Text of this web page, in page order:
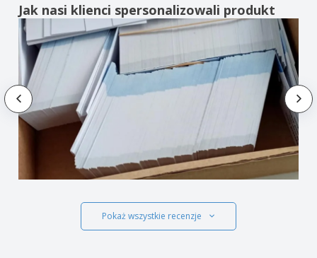
Jak nasi klienci spersonalizowali produkt
Pokaż wszystkie recenzje